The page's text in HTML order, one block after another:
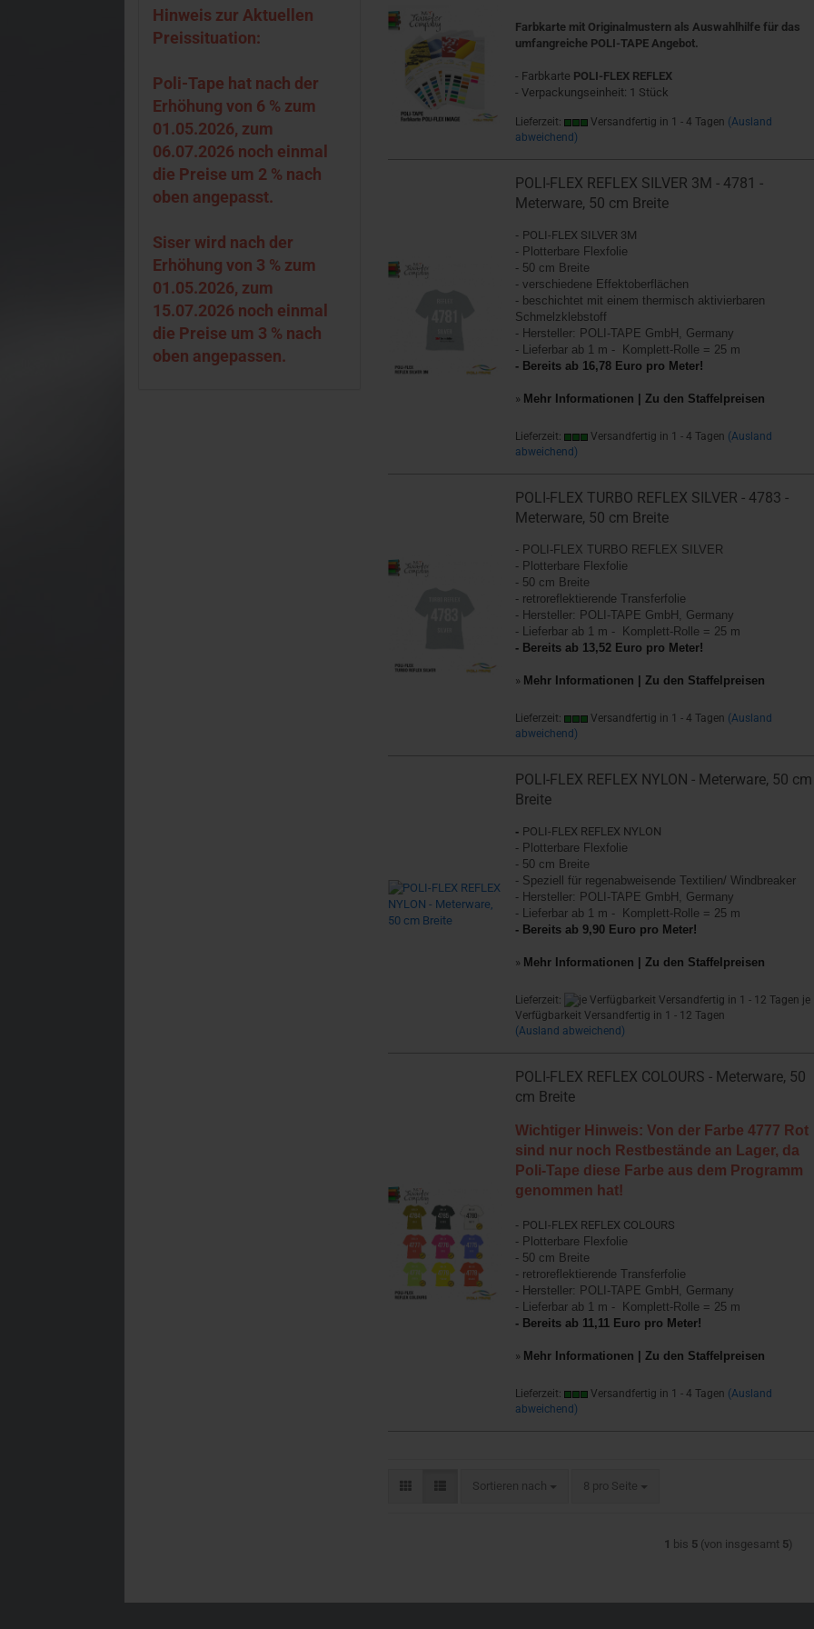
Farbkarte mit Originalmustern als Auswahlhilfe für das
umfangreiche POLI-TAPE Angebot.
- Farbkarte POLI-FLEX REFLEX
- Verpackungseinheit: 1 Stück
Lieferzeit: Versandfertig in 1 - 4 Tagen (Ausland
abweichend)
POLI-FLEX REFLEX SILVER 3M - 4781 -
Meterware, 50 cm Breite
- POLI-FLEX SILVER 3M
- Plotterbare Flexfolie
- 50 cm Breite
- verschiedene Effektoberflächen
- beschichtet mit einem thermisch aktivierbaren
Schmelzklebstoff
- Hersteller: POLI-TAPE GmbH, Germany
- Lieferbar ab 1 m - Komplett-Rolle = 25 m
- Bereits ab 16,78 Euro pro Meter!
» Mehr Informationen | Zu den Staffelpreisen
Lieferzeit: Versandfertig in 1 - 4 Tagen (Ausland
abweichend)
POLI-FLEX TURBO REFLEX SILVER - 4783 -
Meterware, 50 cm Breite
- POLI-FLEX TURBO REFLEX SILVER
- Plotterbare Flexfolie
- 50 cm Breite
- retroreflektierende Transferfolie
- Hersteller: POLI-TAPE GmbH, Germany
- Lieferbar ab 1 m - Komplett-Rolle = 25 m
- Bereits ab 13,52 Euro pro Meter!
» Mehr Informationen | Zu den Staffelpreisen
Lieferzeit: Versandfertig in 1 - 4 Tagen (Ausland
abweichend)
POLI-FLEX REFLEX NYLON - Meterware, 50 cm
Breite
- POLI-FLEX REFLEX NYLON
- Plotterbare Flexfolie
- 50 cm Breite
- Speziell für regenabweisende Textilien/ Windbreaker
- Hersteller: POLI-TAPE GmbH, Germany
- Lieferbar ab 1 m - Komplett-Rolle = 25 m
- Bereits ab 9,90 Euro pro Meter!
» Mehr Informationen | Zu den Staffelpreisen
Lieferzeit:
je
Verfügbarkeit Versandfertig in 1 - 12 Tagen
(Ausland abweichend)
POLI-FLEX REFLEX COLOURS - Meterware, 50
cm Breite
Wichtiger Hinweis: Von der Farbe 4777 Rot
sind nur noch Restbestände an Lager, da
Poli-Tape diese Farbe aus dem Programm
genommen hat!
- POLI-FLEX REFLEX COLOURS
- Plotterbare Flexfolie
- 50 cm Breite
- retroreflektierende Transferfolie
- Hersteller: POLI-TAPE GmbH, Germany
- Lieferbar ab 1 m - Komplett-Rolle = 25 m
- Bereits ab 11,11 Euro pro Meter!
» Mehr Informationen | Zu den Staffelpreisen
Lieferzeit: Versandfertig in 1 - 4 Tagen (Ausland
abweichend)
Sortieren nach
Sortieren nach 8 pro Seite
pro Seite
1 bis 5 (von insgesamt 5)
Hinweis zur Aktuellen
Preissituation:
Poli-Tape hat nach der
Erhöhung von 6 % zum
01.05.2026, zum
06.07.2026 noch einmal
die Preise um 2 % nach
oben angepasst.
Siser wird nach der
Erhöhung von 3 % zum
01.05.2026, zum
15.07.2026 noch einmal
die Preise um 3 % nach
oben angepassen.